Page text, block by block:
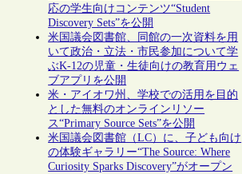
応の学生向けコンテンツ“Student
Discovery Sets”を公開
米国議会図書館、同館の一次資料を用
いて政治・立法・市民参加について学
ぶK-12の児童・生徒向けの教育用ウェ
ブアプリを公開
米・アイオワ州、学校での活用を目的
とした無料のオンラインリソー
ス“Primary Source Sets”を公開
米国議会図書館（LC）に、子ども向け
の体験ギャラリー“The Source: Where
Curiosity Sparks Discovery”がオープン